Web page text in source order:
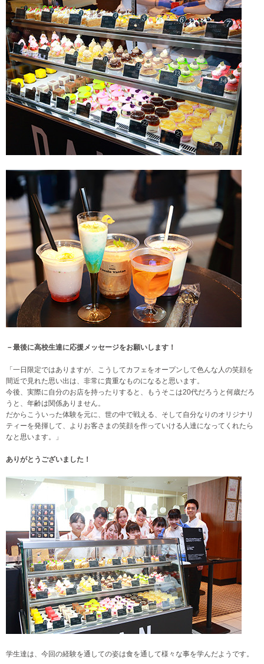
－最後に高校生達に応援メッセージをお願いします！
「一日限定ではありますが、こうしてカフェをオープンして色んな人の笑顔を
間近で見れた思い出は、非常に貴重なものになると思います。
今後、実際に自分のお店を持ったりすると、もうそこは20代だろうと何歳だろ
うと、年齢は関係ありません。
だからこういった体験を元に、世の中で戦える、そして自分なりのオリジナリ
ティーを発揮して、よりお客さまの笑顔を作っていける人達になってくれたら
なと思います。」
ありがとうございました！
学生達は、今回の経験を通しての姿は食を通して様々な事を学んだようです。